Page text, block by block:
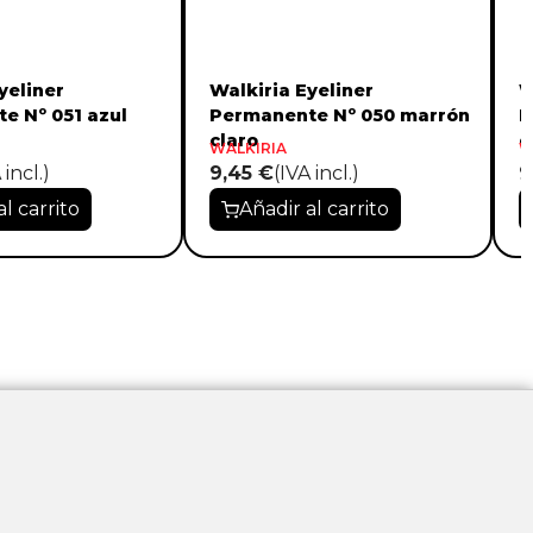
Nº 051 azul
incl.)
carrito
Walkiria Eyeliner
Permanente Nº 050 marrón
claro
WALKIRIA
9,45 €(IVA incl.)
Añadir al carrito